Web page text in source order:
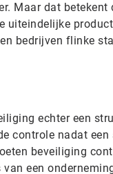
Maar dat
uiteindelijke
bedrijven flinke
echter een
controle nadat
beveiliging
een